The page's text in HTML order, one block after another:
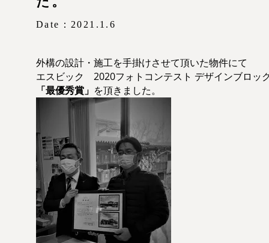
Date：2021.1.6
外構の設計・施工を手掛けさせて頂いた物件にて
エスビック 2020フォトコンテスト デザインブロッ
「最優秀賞」 を頂きました。